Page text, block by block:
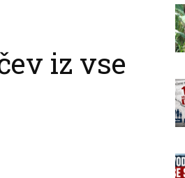
iz vse